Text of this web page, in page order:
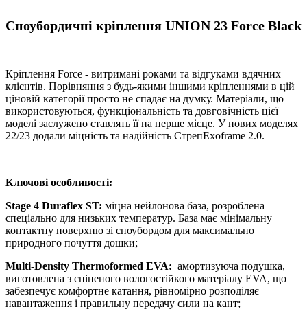
Сноубордичні кріплення UNION 23 Force Black
Кріплення Force - витримані роками та відгуками вдячних
клієнтів. Порівняння з будь-якими іншими кріпленнями в цій
ціновій категорії просто не спадає на думку. Матеріали, що
використовуються, функціональність та довговічність цієї
моделі заслужено ставлять її на перше місце. У нових моделях
22/23 додали міцність та надійність СтрепExoframe 2.0.
Ключові особливості:
Stage 4 Duraflex ST: міцна нейлонова база, розроблена
спеціально для низьких температур. База має мінімальну
контактну поверхню зі сноубордом для максимально
природного почуття дошки;
Multi-Density Thermoformed EVA: амортизуюча подушка,
виготовлена ​​з спіненого вологостійкого матеріалу EVA, що
забезпечує комфортне катання, рівномірно розподіляє
навантаження і правильну передачу сили на кант;